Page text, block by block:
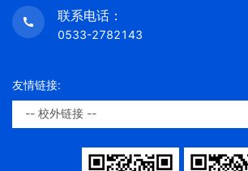
联系电话：
0533-2782143
友情链接: